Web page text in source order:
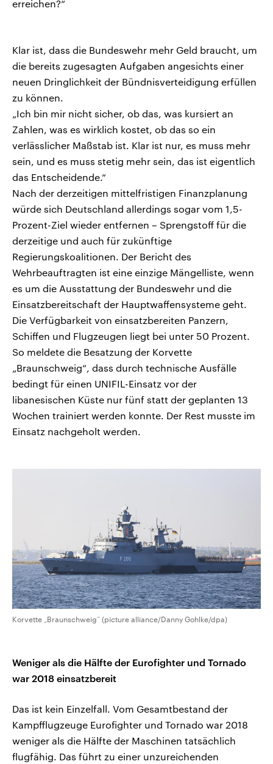
erreichen?“
Klar ist, dass die Bundeswehr mehr Geld braucht, um
die bereits zugesagten Aufgaben angesichts einer
neuen Dringlichkeit der Bündnisverteidigung erfüllen
zu können.
„Ich bin mir nicht sicher, ob das, was kursiert an
Zahlen, was es wirklich kostet, ob das so ein
verlässlicher Maßstab ist. Klar ist nur, es muss mehr
sein, und es muss stetig mehr sein, das ist eigentlich
das Entscheidende.“
Nach der derzeitigen mittelfristigen Finanzplanung
würde sich Deutschland allerdings sogar vom 1,5-
Prozent-Ziel wieder entfernen – Sprengstoff für die
derzeitige und auch für zukünftige
Regierungskoalitionen. Der Bericht des
Wehrbeauftragten ist eine einzige Mängelliste, wenn
es um die Ausstattung der Bundeswehr und die
Einsatzbereitschaft der Hauptwaffensysteme geht.
Die Verfügbarkeit von einsatzbereiten Panzern,
Schiffen und Flugzeugen liegt bei unter 50 Prozent.
So meldete die Besatzung der Korvette
„Braunschweig“, dass durch technische Ausfälle
bedingt für einen UNIFIL-Einsatz vor der
libanesischen Küste nur fünf statt der geplanten 13
Wochen trainiert werden konnte. Der Rest musste im
Einsatz nachgeholt werden.
Korvette „Braunschweig“ (picture alliance/Danny Gohlke/dpa)
Weniger als die Hälfte der Eurofighter und Tornado
war 2018 einsatzbereit
Das ist kein Einzelfall. Vom Gesamtbestand der
Kampfflugzeuge Eurofighter und Tornado war 2018
weniger als die Hälfte der Maschinen tatsächlich
flugfähig. Das führt zu einer unzureichenden